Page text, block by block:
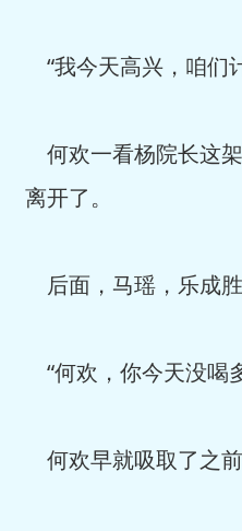
“我今天高兴，咱们
何欢一看杨院长这
离开了。
后面，马瑶，乐成
“何欢，你今天没喝
何欢早就吸取了之